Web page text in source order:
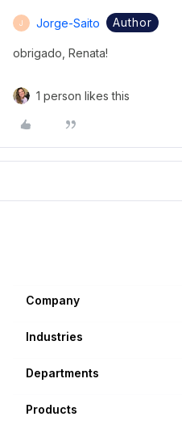
J Jorge-Saito Author
obrigado, Renata!
1 person likes this
Company
Industries
Departments
Products